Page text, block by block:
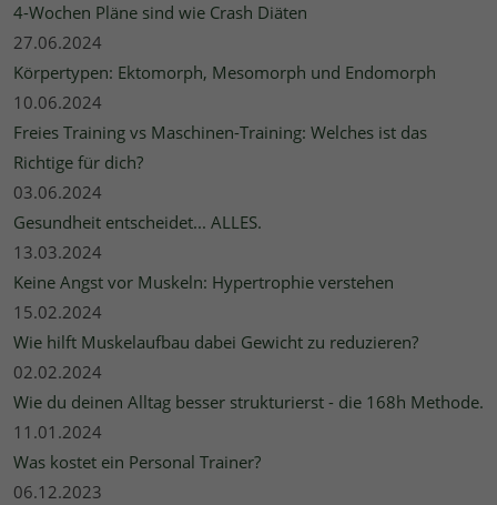
4-Wochen Pläne sind wie Crash Diäten
27.06.2024
Körpertypen: Ektomorph, Mesomorph und Endomorph
10.06.2024
Freies Training vs Maschinen-Training: Welches ist das
Richtige für dich?
03.06.2024
Gesundheit entscheidet... ALLES.
13.03.2024
Keine Angst vor Muskeln: Hypertrophie verstehen
15.02.2024
Wie hilft Muskelaufbau dabei Gewicht zu reduzieren?
02.02.2024
Wie du deinen Alltag besser strukturierst - die 168h Methode.
11.01.2024
Was kostet ein Personal Trainer?
06.12.2023